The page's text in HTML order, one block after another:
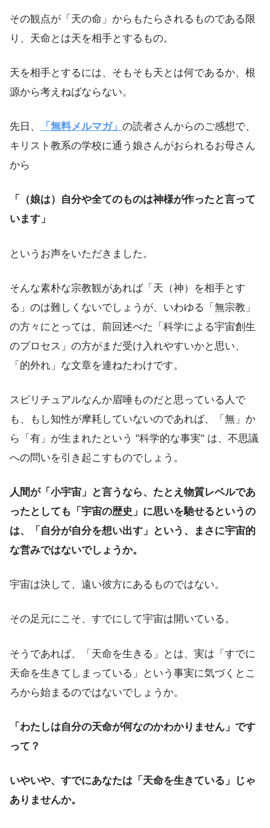
その観点が「天の命」からもたらされるものである限
り、天命とは天を相手とするもの。
天を相手とするには、そもそも天とは何であるか、根
源から考えねばならない。
先日、 「無料メルマガ」 の読者さんからのご感想で、
キリスト教系の学校に通う娘さんがおられるお母さん
から
「（娘は）自分や全てのものは神様が作ったと言って
います」
というお声をいただきました。
そんな素朴な宗教観があれば「天（神）を相手とす
る」のは難しくないでしょうが、いわゆる「無宗教」
の方々にとっては、前回述べた「科学による宇宙創生
のプロセス」の方がまだ受け入れやすいかと思い、
「的外れ」な文章を連ねたわけです。
スピリチュアルなんか眉唾ものだと思っている人で
も、もし知性が摩耗していないのであれば、「無」か
ら「有」が生まれたという "科学的な事実" は、不思議
への問いを引き起こすものでしょう。
人間が「小宇宙」と言うなら、たとえ物質レベルであ
ったとしても「宇宙の歴史」に思いを馳せるというの
は、「自分が自分を想い出す」という、まさに宇宙的
な営みではないでしょうか。
宇宙は決して、遠い彼方にあるものではない。
その足元にこそ、すでにして宇宙は開いている。
そうであれば、「天命を生きる」とは、実は「すでに
天命を生きてしまっている」という事実に気づくとこ
ろから始まるのではないでしょうか。
「わたしは自分の天命が何なのかわかりません」です
って？
いやいや、すでにあなたは「天命を生きている」じゃ
ありませんか。